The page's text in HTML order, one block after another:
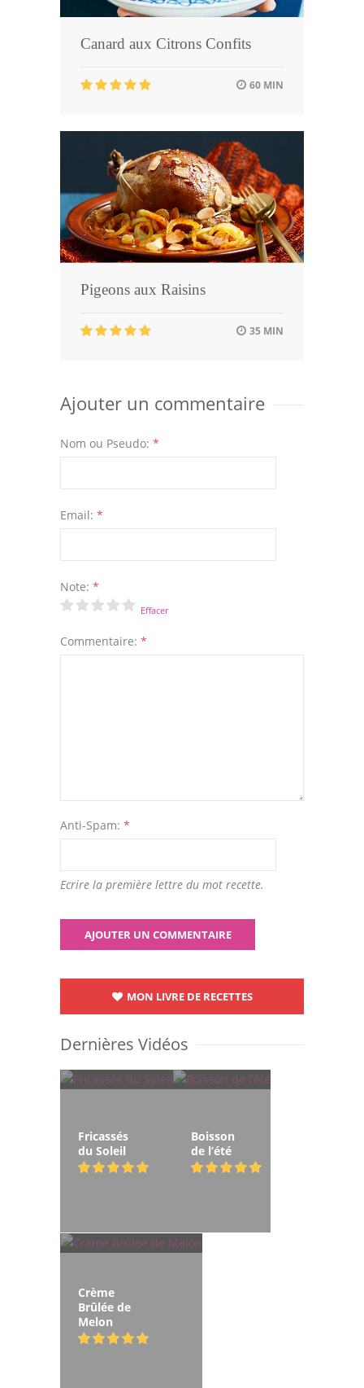
Canard aux Citrons Confits
60 MIN
Pigeons aux Raisins
35 MIN
Ajouter un commentaire
Nom ou Pseudo: *
Email: *
Note: *
Effacer
Commentaire: *
Anti-Spam: *
Ecrire la première lettre du mot recette.
MON LIVRE DE RECETTES
Dernières Vidéos
Fricassés
du Soleil
Boisson
de l’été
Crème
Brûlée de
Melon